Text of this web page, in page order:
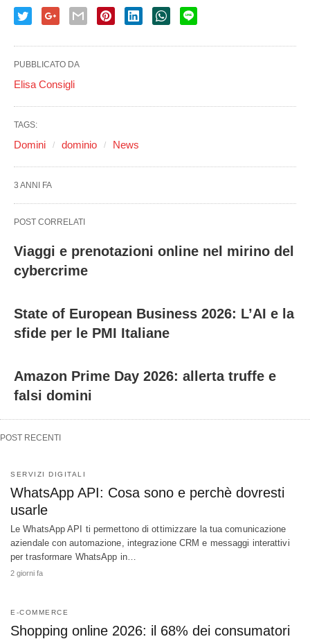
PUBBLICATO DA
Elisa Consigli
TAGS:
Domini dominio News
3 ANNI FA
POST CORRELATI
Viaggi e prenotazioni online nel mirino del
cybercrime
State of European Business 2026: L’AI e la
sfide per le PMI Italiane
Amazon Prime Day 2026: allerta truffe e
falsi domini
POST RECENTI
SERVIZI DIGITALI
WhatsApp API: Cosa sono e perchè dovresti
usarle
Le WhatsApp API ti permettono di ottimizzare la tua comunicazione
aziendale con automazione, integrazione CRM e messaggi interattivi
per trasformare WhatsApp in…
2 giorni fa
E-COMMERCE
Shopping online 2026: il 68% dei consumatori